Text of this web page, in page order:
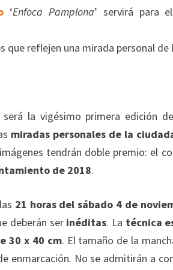
‘Enfoca Pamplona’ servirá para
que reflejen una mirada personal de
la vigésimo primera edición
miradas personales de la
tendrán doble premio: el
de 2018.
21 horas del sábado 4 de
deberán ser inéditas. La técnica
30 x 40 cm. El tamaño de la
enmarcación. No se admitirán a